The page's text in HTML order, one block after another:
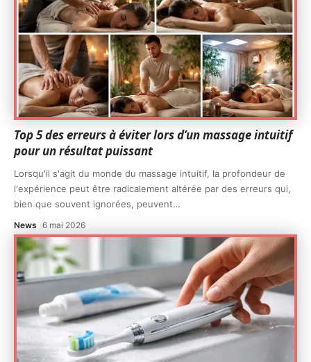
Top 5 des erreurs à éviter lors d’un massage intuitif
pour un résultat puissant
Lorsqu'il s'agit du monde du massage intuitif, la profondeur de
l'expérience peut être radicalement altérée par des erreurs qui,
bien que souvent ignorées, peuvent…
News 6 mai 2026